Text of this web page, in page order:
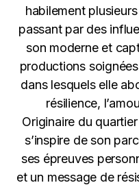
habilement
passant par des
son moderne et
productions
dans lesquels elle
résilience,
Originaire du
s’inspire de son
ses épreuves
et un message de